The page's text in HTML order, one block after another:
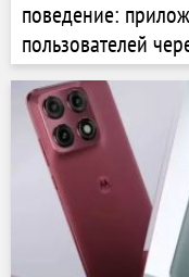
поведение:
пользователей